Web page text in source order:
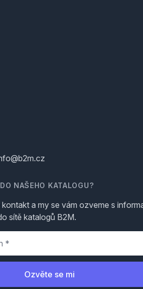
NAŠEHO KATALOGU?
a my se vám ozveme s
sítě katalogů B2M.
Ozvěte se mi